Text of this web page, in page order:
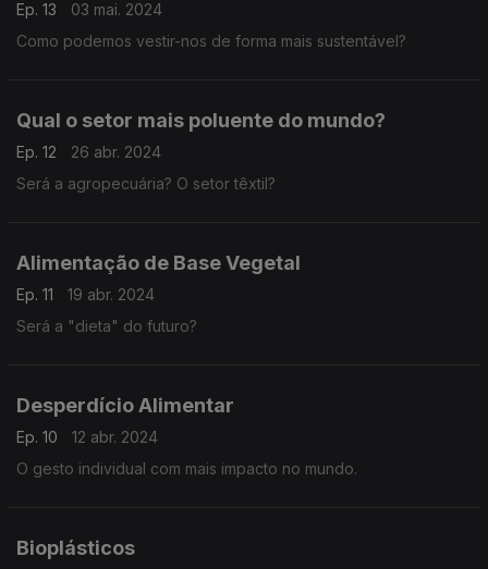
Ep. 13
03 mai. 2024
Como podemos vestir-nos de forma mais sustentável?
Qual o setor mais poluente do mundo?
Ep. 12
26 abr. 2024
Será a agropecuária? O setor têxtil?
Alimentação de Base Vegetal
Ep. 11
19 abr. 2024
Será a "dieta" do futuro?
Desperdício Alimentar
Ep. 10
12 abr. 2024
O gesto individual com mais impacto no mundo.
Bioplásticos